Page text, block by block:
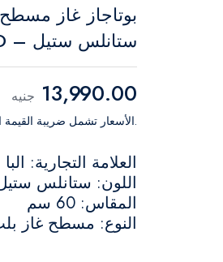
ستانلس ستيل – ENS65-444XD
13,990.00 جنيه
.الأسعار تشمل ضريبة القيمة
العلامة التجارية: البا
اللون: ستانلس
المقاس: 60 سم
النوع: مسطح غاز